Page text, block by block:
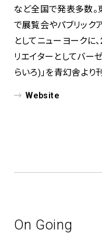
など全国で発表多数。
で展覧会やパブリック
としてニューヨーク
リエイターとしてバー
らいろ)」を青幻舎より
Website
On Going